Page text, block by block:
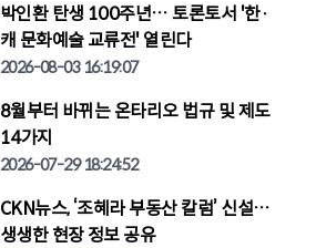
박인환 탄생 100주년… 토론토서 '한·
캐 문화예술 교류전' 열린다
2026-08-03 16:19:07
8월부터 바뀌는 온타리오 법규 및 제도
14가지
2026-07-29 18:24:52
CKN뉴스, ‘조혜라 부동산 칼럼’ 신설…
생생한 현장 정보 공유